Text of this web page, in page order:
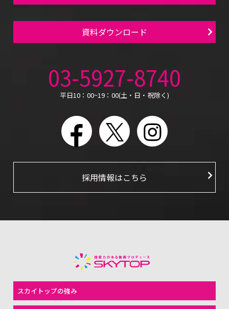
資料ダウンロード
03-5927-8740
平日10：00~19：00(土・日・祝除く)
FacebookX Instagram
採用情報はこちら
スカイトップの強み